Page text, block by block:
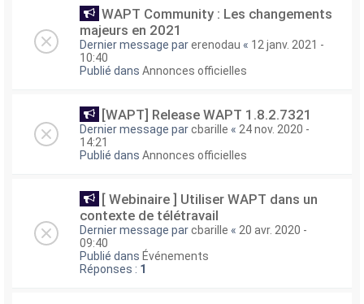
WAPT Community : Les changements
majeurs en 2021
Dernier message parerenodau « 12 janv. 2021 -
10:40
Publié dans Annonces officielles
[WAPT] Release WAPT 1.8.2.7321
Dernier message parcbarille « 24 nov. 2020 -
14:21
Publié dans Annonces officielles
[ Webinaire ] Utiliser WAPT dans un
contexte de télétravail
Dernier message parcbarille « 20 avr. 2020 -
09:40
Publié dans Événements
Réponses : 1